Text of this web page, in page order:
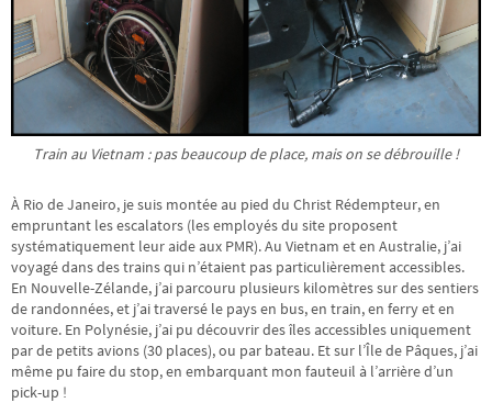
Train au Vietnam : pas beaucoup de place, mais on se débrouille !
À Rio de Janeiro, je suis montée au pied du Christ Rédempteur, en
empruntant les escalators (les employés du site proposent
systématiquement leur aide aux PMR). Au Vietnam et en Australie, j’ai
voyagé dans des trains qui n’étaient pas particulièrement accessibles.
En Nouvelle-Zélande, j’ai parcouru plusieurs kilomètres sur des sentiers
de randonnées, et j’ai traversé le pays en bus, en train, en ferry et en
voiture. En Polynésie, j’ai pu découvrir des îles accessibles uniquement
par de petits avions (30 places), ou par bateau. Et sur l’Île de Pâques, j’ai
même pu faire du stop, en embarquant mon fauteuil à l’arrière d’un
pick-up !